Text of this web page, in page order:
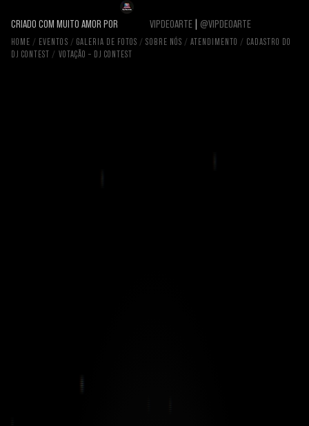
CRIADO COM MUITO AMOR POR VIPDEOARTE @VIPDEOARTE
HOME EVENTOS GALERIA DE FOTOS SOBRE NÓS ATENDIMENTO
CADASTRO DO
DJ CONTEST
VOTAÇÃO – DJ CONTEST